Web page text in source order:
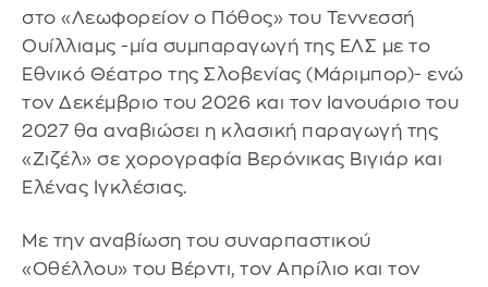
στο «Λεωφορείον ο Πόθος» του Τεννεσσή
Ουίλλιαμς -μία συμπαραγωγή της ΕΛΣ με το
Εθνικό Θέατρο της Σλοβενίας (Μάριμπορ)- ενώ
τον Δεκέμβριο του 2026 και τον Ιανουάριο του
2027 θα αναβιώσει η κλασική παραγωγή της
«Ζιζέλ» σε χορογραφία Βερόνικας Βιγιάρ και
Ελένας Ιγκλέσιας.
Με την αναβίωση του συναρπαστικού
«Οθέλλου» του Βέρντι, τον Απρίλιο και τον